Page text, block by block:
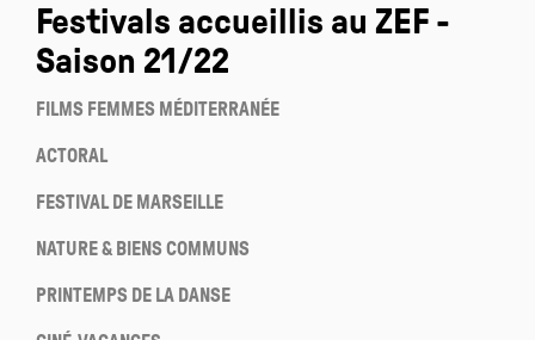
Festivals accueillis au ZEF -
Saison 21/22
FILMS FEMMES MÉDITERRANÉE
ACTORAL
FESTIVAL DE MARSEILLE
NATURE & BIENS COMMUNS
PRINTEMPS DE LA DANSE